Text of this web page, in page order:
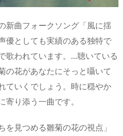
新曲フォークソング「風に揺
優としても実績のある独特で
歌われています。…聴いている
の花があなたにそっと囁いて
ていくでしょう。時に穏やか
り添う一曲です。
見つめる雛菊の花の視点」